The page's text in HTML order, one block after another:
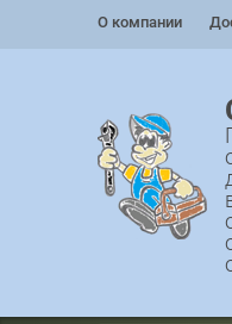
О компании